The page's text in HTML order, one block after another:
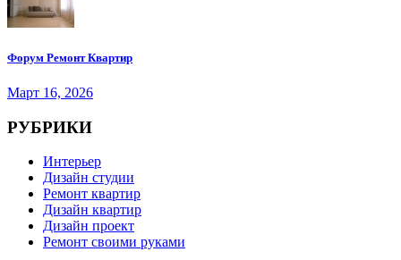
Форум Ремонт Квартир
Март 16, 2026
РУБРИКИ
Интерьер
Дизайн студии
Ремонт квартир
Дизайн квартир
Дизайн проект
Ремонт своими руками